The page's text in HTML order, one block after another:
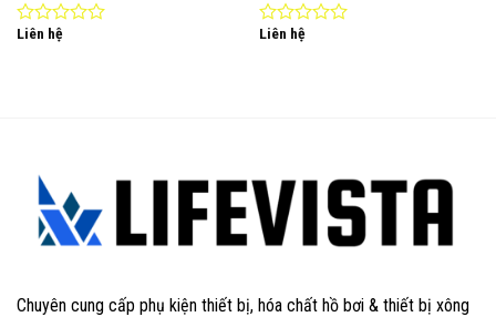
0
Liên hệ
0
Liên hệ
Chuyên cung cấp phụ kiện thiết bị, hóa chất hồ bơi & thiết bị xông